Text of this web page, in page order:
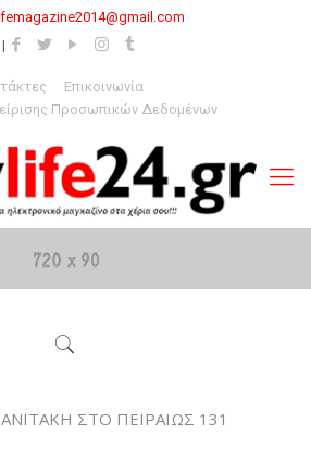
Επικοινωνία
Προσωπικών Δεδομένων
ΣΤΟ ΠΕΙΡΑΙΩΣ 131